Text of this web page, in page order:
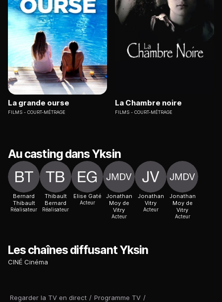
Regarder la TV en direct / Programme TV /
La grande ourse
FILMS COURT-MÉTRAGE
La Chambre noire
FILMS COURT-MÉTRAGE
Au casting dans Yksin
Bernard
Thibault
Réalisateur
Thibault
Bernard
Réalisateur
Elise Gaté
Acteur
Jonathan
Moy de
Vitry
Acteur
Jonathan
Vitry
Acteur
Jonathan
Moy de
Vitry
Acteur
Les chaînes diffusant Yksin
CINÉ Cinéma